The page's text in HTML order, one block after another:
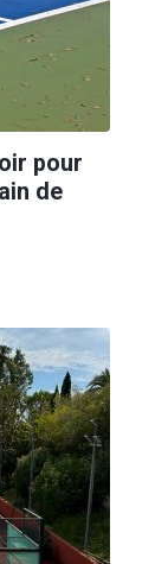
pour
de